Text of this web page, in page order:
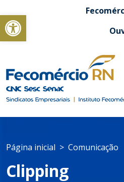
Abrir a barra de ferramentas
Página inicial Comunicação
Clipping